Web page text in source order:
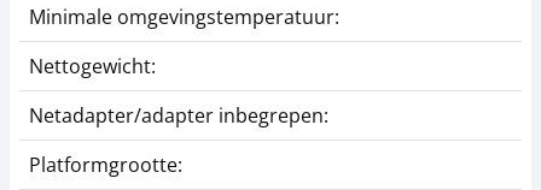
Minimale omgevingstemperatuur:
Nettogewicht:
Netadapter/adapter inbegrepen:
Platformgrootte: